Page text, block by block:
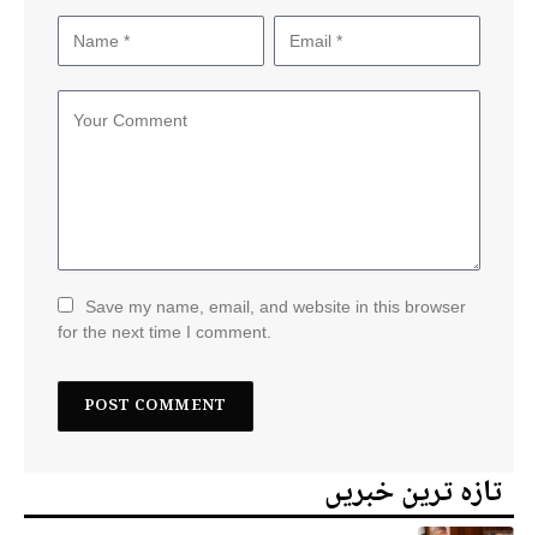
Save my name, email, and website in this browser
for the next time I comment.
تازہ ترین خبریں